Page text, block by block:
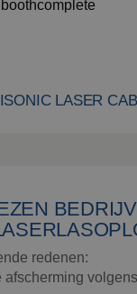
LASER
redenen:
afscherming